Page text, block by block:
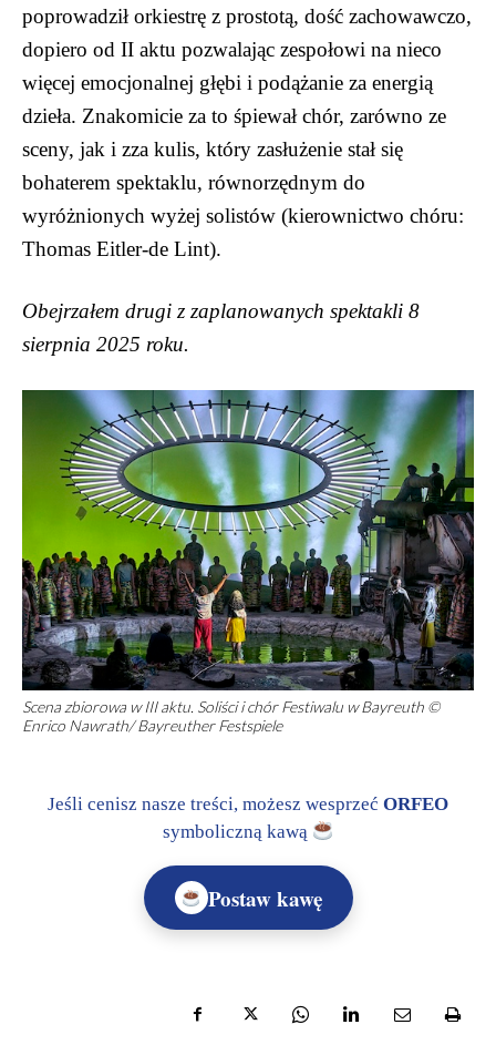
poprowadził orkiestrę z prostotą, dość zachowawczo,
dopiero od II aktu pozwalając zespołowi na nieco
więcej emocjonalnej głębi i podążanie za energią
dzieła. Znakomicie za to śpiewał chór, zarówno ze
sceny, jak i zza kulis, który zasłużenie stał się
bohaterem spektaklu, równorzędnym do
wyróżnionych wyżej solistów (kierownictwo chóru:
Thomas Eitler-de Lint).
Obejrzałem drugi z zaplanowanych spektakli 8
sierpnia 2025 roku.
Scena zbiorowa w III aktu. Soliści i chór Festiwalu w Bayreuth ©
Enrico Nawrath/ Bayreuther Festspiele
Jeśli cenisz nasze treści, możesz wesprzeć ORFEO
symboliczną kawą
Postaw kawę